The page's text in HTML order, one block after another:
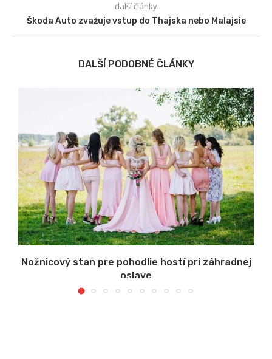
další články
Škoda Auto zvažuje vstup do Thajska nebo Malajsie
DALŠÍ PODOBNÉ ČLÁNKY
Nožnicový stan pre pohodlie hostí pri záhradnej
oslave